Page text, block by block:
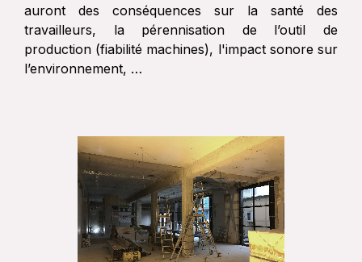
auront des conséquences sur la santé des
travailleurs, la pérennisation de l’outil de
production (fiabilité machines), l'impact sonore sur
l’environnement, …